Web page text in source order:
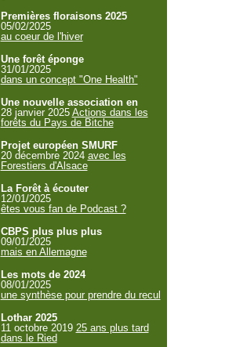
Premières floraisons 2025
05/02/2025
au coeur de l'hiver
Une forêt éponge
31/01/2025
dans un concept "One Health"
Une nouvelle association en
28 janvier 2025 Actions dans les
forêts du Pays de Bitche
Projet européen SMURF
20 décembre 2024 avec les
Forestiers d'Alsace
La Forêt à écouter
12/01/2025
êtes vous fan de Podcast ?
CBPS plus plus plus
09/01/2025
mais en Allemagne
Les mots de 2024
08/01/2025
une synthèse pour prendre du recul
Lothar 2025
11 octobre 2019 25 ans plus tard
dans le Ried